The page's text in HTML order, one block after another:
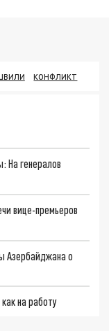
КОНФЛИКТ
На генералов
вице-премьеров
Азербайджана о
на работу